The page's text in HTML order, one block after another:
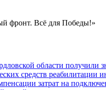
фронт. Всё для Победы!»
области получили
средств реабилитации
затрат на